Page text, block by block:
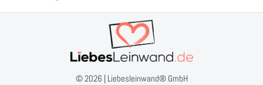
© 2026 | Liebesleinwand® GmbH